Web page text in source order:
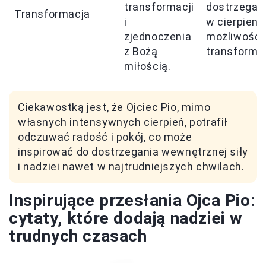
Transformacja
transformacji
i
zjednoczenia
z Bożą
miłością.
w
możliwość
Ciekawostką jest, że Ojciec Pio, mimo
własnych intensywnych cierpień, potrafił
odczuwać radość i pokój, co może
inspirować do dostrzegania wewnętrznej siły
i nadziei nawet w najtrudniejszych chwilach.
Inspirujące przesłania Ojca Pio:
cytaty, które dodają nadziei w
trudnych czasach